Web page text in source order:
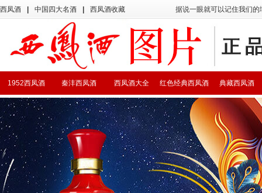
西凤酒 中国四大名酒 西凤酒收藏 据说一眼就可以记住我们
典藏西凤酒
红色经典西凤酒
西凤酒大全
秦沣西凤酒
1952西凤酒